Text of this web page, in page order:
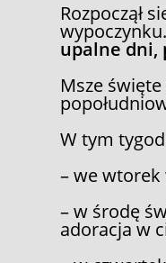
Rozpoczął
upalne dni,
Msze
W tym
– we
– w środę
adoracja w